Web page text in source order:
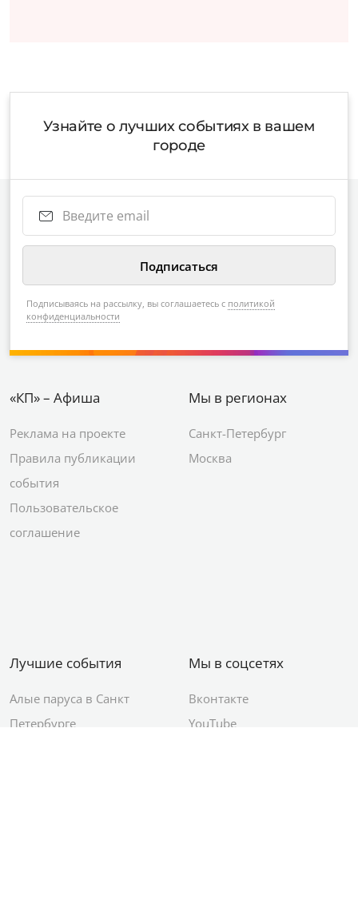
Узнайте о лучших событиях в вашем
городе
Подписываясь на рассылку, вы соглашаетесь с политикой
конфиденциальности
«КП» – Афиша
Реклама на проекте
Правила публикации
события
Пользовательское
соглашение
Мы в регионах
Санкт-Петербург
Москва
Лучшие события
Алые паруса в Санкт
Петербурге
Мы в соцсетях
Вконтакте
YouTube